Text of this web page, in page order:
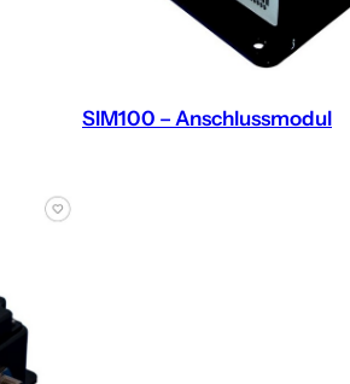
SIM100 – Anschlussmodul